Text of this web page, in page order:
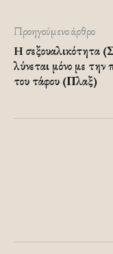
Προηγούμενο άρθρο
H σεξουαλικότητα
λύνεται μόνο με την
του τάφου (Πλαξ)